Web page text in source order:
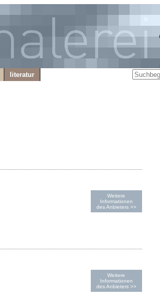
literatur
Weitere
Informationen
des Anbieters >>
Weitere
Informationen
des Anbieters >>